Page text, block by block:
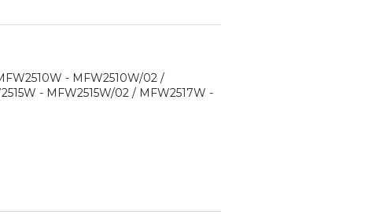
- MFW2510W/02 /
- MFW2515W/02 / MFW2517W -